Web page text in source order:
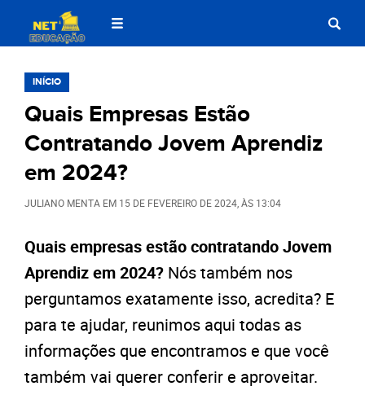
INÍCIO
Quais Empresas Estão
Contratando Jovem Aprendiz
em 2024?
JULIANO MENTA EM 15 DE FEVEREIRO DE 2024 , ÀS 13:04
Quais empresas estão contratando Jovem
Aprendiz em 2024? Nós também nos
perguntamos exatamente isso, acredita? E
para te ajudar, reunimos aqui todas as
informações que encontramos e que você
também vai querer conferir e aproveitar.